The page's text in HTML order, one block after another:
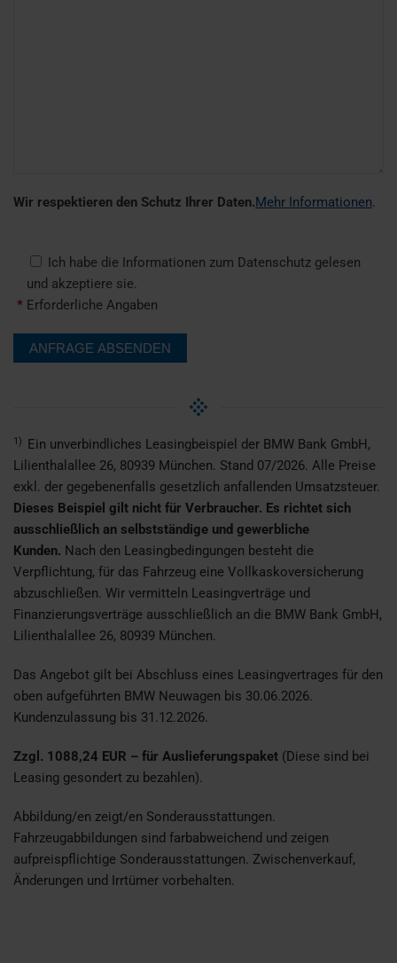
Wir respektieren den Schutz Ihrer Daten.Mehr Informationen.
Ich habe die Informationen zum Datenschutz gelesen
und akzeptiere sie.
* Erforderliche Angaben
1) Ein unverbindliches Leasingbeispiel der BMW Bank GmbH,
Lilienthalallee 26, 80939 München. Stand 07/2026. Alle Preise
exkl. der gegebenenfalls gesetzlich anfallenden Umsatzsteuer.
Dieses Beispiel gilt nicht für Verbraucher. Es richtet sich
ausschließlich an selbstständige und gewerbliche
Kunden. Nach den Leasingbedingungen besteht die
Verpflichtung, für das Fahrzeug eine Vollkaskoversicherung
abzuschließen. Wir vermitteln Leasingverträge und
Finanzierungsverträge ausschließlich an die BMW Bank GmbH,
Lilienthalallee 26, 80939 München.
Das Angebot gilt bei Abschluss eines Leasingvertrages für den
oben aufgeführten BMW Neuwagen bis 30.06.2026.
Kundenzulassung bis 31.12.2026.
Zzgl. 1088,24 EUR – für Auslieferungspaket (Diese sind bei
Leasing gesondert zu bezahlen).
Abbildung/en zeigt/en Sonderausstattungen.
Fahrzeugabbildungen sind farbabweichend und zeigen
aufpreispflichtige Sonderausstattungen. Zwischenverkauf,
Änderungen und Irrtümer vorbehalten.